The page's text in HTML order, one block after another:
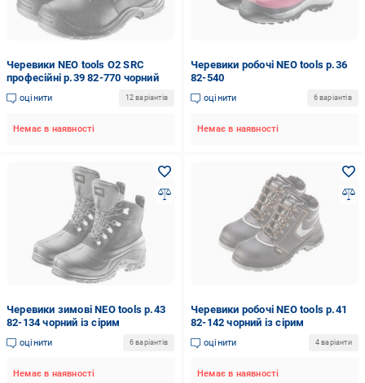
Черевики NEO tools O2 SRC
професійні р.39 82-770 чорний
оцінити 12 варіантів
Немає в наявності
Черевики робочі NEO tools р.36
82-540
оцінити 6 варіантів
Немає в наявності
Черевики зимові NEO tools р.43
82-134 чорний із сірим
оцінити 6 варіантів
Немає в наявності
Черевики робочі NEO tools р.41
82-142 чорний із сірим
оцінити 4 варіанти
Немає в наявності